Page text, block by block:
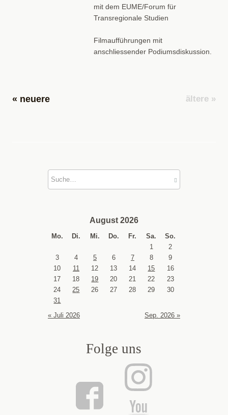
mit dem EUME/Forum für
Transregionale Studien
Filmaufführungen mit
anschliessender Podiumsdiskussion.
« neuere ältere »
August 2026
Mo. Di. Mi. Do. Fr. Sa. So.
« Juli 2026 Sep. 2026 »
1
2
3
4 5 6 7 8
9
10
11 12 13 14 15
16
17
18 19 20 21 22
23
24
25 26 27 28 29
30
31
Folge uns